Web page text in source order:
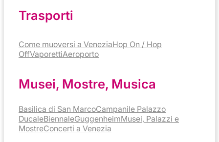
Trasporti
Come muoversi a VeneziaHop On / Hop
OffVaporettiAeroporto
Musei, Mostre, Musica
Basilica di San MarcoCampanile Palazzo
DucaleBiennaleGuggenheimMusei, Palazzi e
MostreConcerti a Venezia